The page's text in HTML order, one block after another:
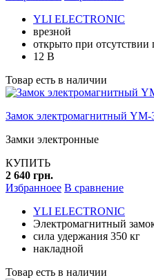
YLI ELECTRONIC
врезной
открыто при отсутствии
12 В
Товар есть в наличии
Замок электромагнитный YM-
Замки электронные
КУПИТЬ
2 640 грн.
Избранноее В сравнение
YLI ELECTRONIC
Электромагнитный
сила удержания 350 кг
накладной
Товар есть в наличии